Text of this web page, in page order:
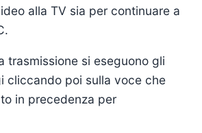
alla TV sia per continuare a
trasmissione si eseguono gli
cliccando poi sulla voce che
in precedenza per